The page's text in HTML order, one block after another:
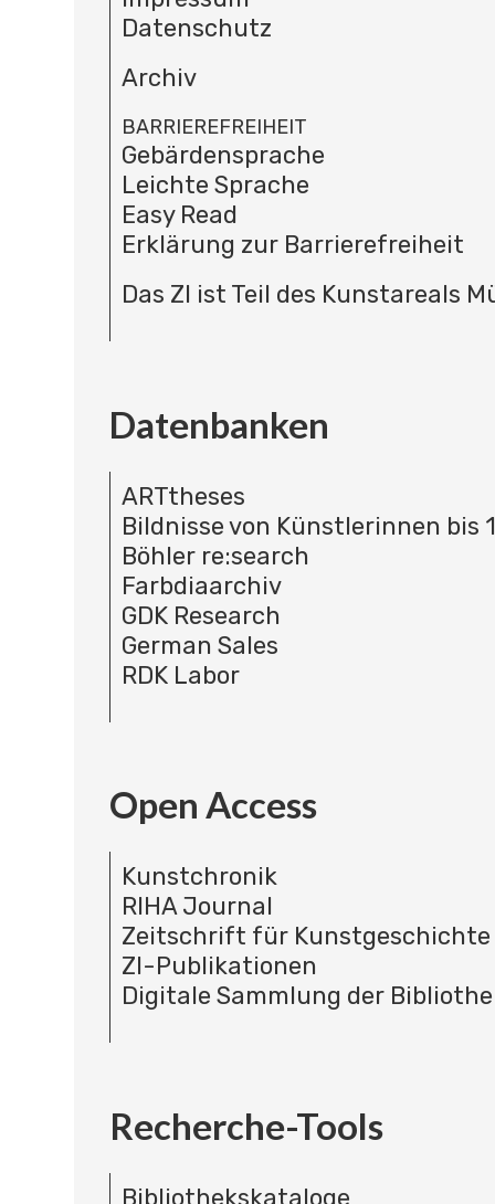
Datenschutz
Archiv
BARRIEREFREIHEIT
Gebärdensprache
Leichte Sprache
Easy Read
Erklärung zur Barrierefreiheit
Das ZI ist Teil des Kunstareals
Datenbanken
ARTtheses
Bildnisse von Künstlerinnen bis
Böhler re:search
Farbdiaarchiv
GDK Research
German Sales
RDK Labor
Open Access
Kunstchronik
RIHA Journal
Zeitschrift für Kunstgeschichte
ZI-Publikationen
Digitale Sammlung der
Recherche-Tools
Bibliothekskataloge